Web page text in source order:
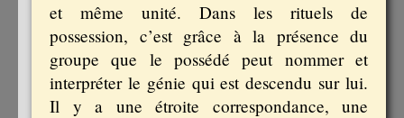
et même unité. Dans les rituels de
possession, c’est grâce à la présence du
groupe que le possédé peut nommer et
interpréter le génie qui est descendu sur lui.
Il y a une étroite correspondance, une